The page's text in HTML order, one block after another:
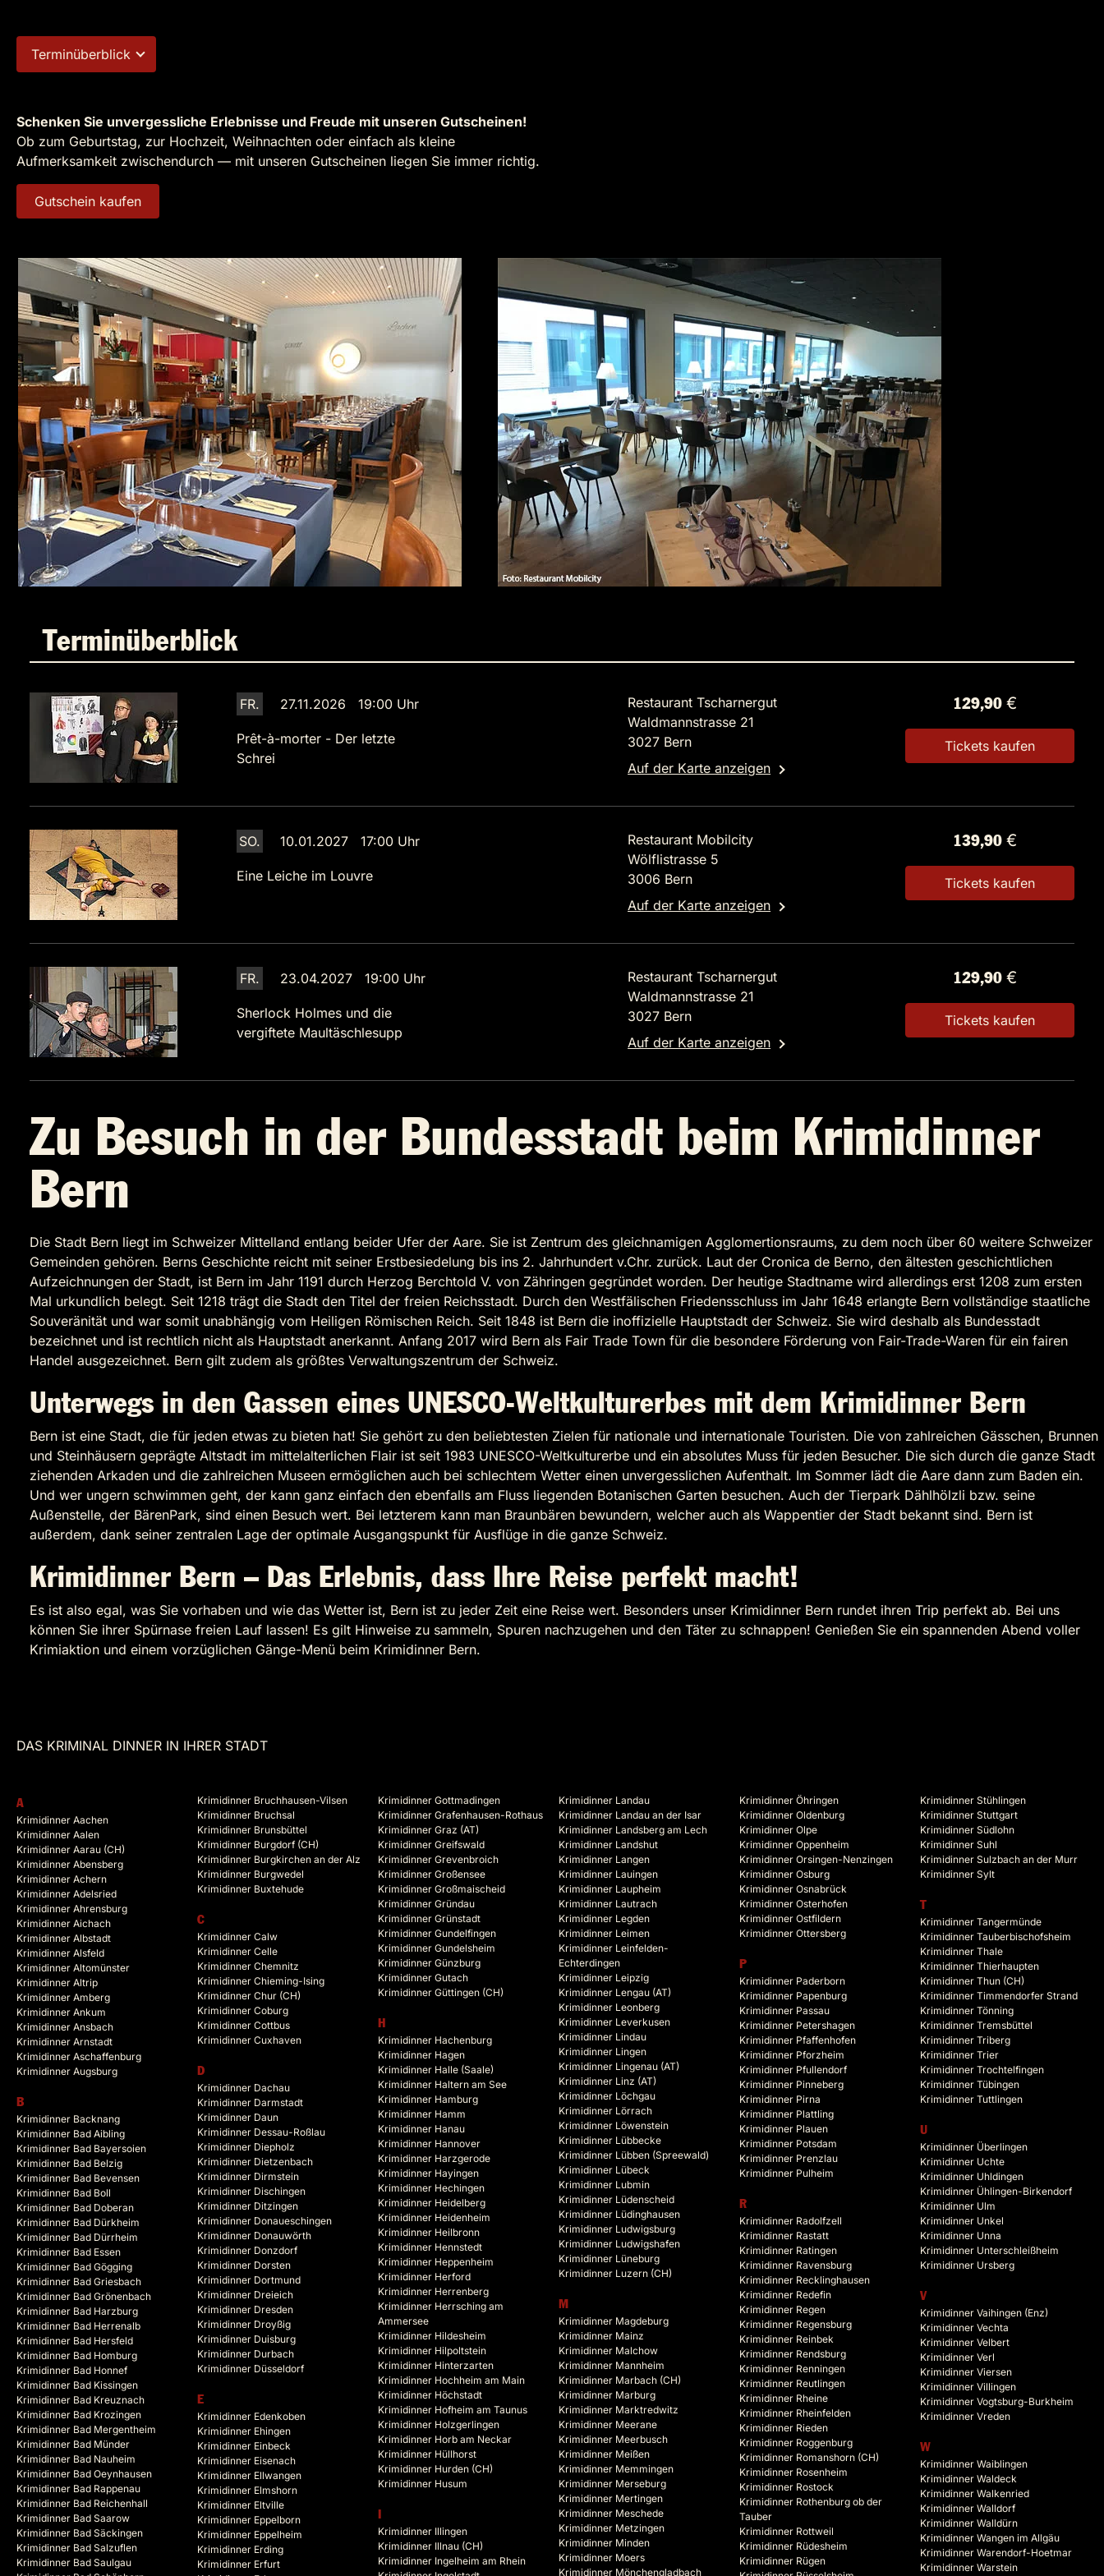
Terminüberblick
Schenken Sie unvergessliche Erlebnisse und Freude mit unseren Gutscheinen!
Ob zum Geburtstag, zur Hochzeit, Weihnachten oder einfach als kleine
Aufmerksamkeit zwischendurch — mit unseren Gutscheinen liegen Sie immer richtig.
Gutschein kaufen
Terminüberblick
FR. 27.11.2026 19:00 Uhr
Prêt-à-morter - Der letzte
Schrei
Restaurant Tscharnergut
Waldmannstrasse 21
3027 Bern
Auf der Karte anzeigen
129,90 €
Tickets kaufen
SO. 10.01.2027 17:00 Uhr
Eine Leiche im Louvre
Restaurant Mobilcity
Wölflistrasse 5
3006 Bern
Auf der Karte anzeigen
139,90 €
Tickets kaufen
FR. 23.04.2027 19:00 Uhr
Sherlock Holmes und die
vergiftete Maultäschlesupp
Restaurant Tscharnergut
Waldmannstrasse 21
3027 Bern
Auf der Karte anzeigen
129,90 €
Tickets kaufen
Zu Besuch in der Bundesstadt beim Krimidinner
Bern
Die Stadt Bern liegt im Schweizer Mittelland entlang beider Ufer der Aare. Sie ist Zentrum des gleichnamigen Agglomertionsraums, zu dem noch über 60 weitere Schweizer
Gemeinden gehören. Berns Geschichte reicht mit seiner Erstbesiedelung bis ins 2. Jahrhundert v.Chr. zurück. Laut der Cronica de Berno, den ältesten geschichtlichen
Aufzeichnungen der Stadt, ist Bern im Jahr 1191 durch Herzog Berchtold V. von Zähringen gegründet worden. Der heutige Stadtname wird allerdings erst 1208 zum ersten
Mal urkundlich belegt. Seit 1218 trägt die Stadt den Titel der freien Reichsstadt. Durch den Westfälischen Friedensschluss im Jahr 1648 erlangte Bern vollständige staatliche
Souveränität und war somit unabhängig vom Heiligen Römischen Reich. Seit 1848 ist Bern die inoffizielle Hauptstadt der Schweiz. Sie wird deshalb als Bundesstadt
bezeichnet und ist rechtlich nicht als Hauptstadt anerkannt. Anfang 2017 wird Bern als Fair Trade Town für die besondere Förderung von Fair-Trade-Waren für ein fairen
Handel ausgezeichnet. Bern gilt zudem als größtes Verwaltungszentrum der Schweiz.
Unterwegs in den Gassen eines UNESCO-Weltkulturerbes mit dem Krimidinner Bern
Bern ist eine Stadt, die für jeden etwas zu bieten hat! Sie gehört zu den beliebtesten Zielen für nationale und internationale Touristen. Die von zahlreichen Gässchen, Brunnen
und Steinhäusern geprägte Altstadt im mittelalterlichen Flair ist seit 1983 UNESCO-Weltkulturerbe und ein absolutes Muss für jeden Besucher. Die sich durch die ganze Stadt
ziehenden Arkaden und die zahlreichen Museen ermöglichen auch bei schlechtem Wetter einen unvergesslichen Aufenthalt. Im Sommer lädt die Aare dann zum Baden ein.
Und wer ungern schwimmen geht, der kann ganz einfach den ebenfalls am Fluss liegenden Botanischen Garten besuchen. Auch der Tierpark Dählhölzli bzw. seine
Außenstelle, der BärenPark, sind einen Besuch wert. Bei letzterem kann man Braunbären bewundern, welcher auch als Wappentier der Stadt bekannt sind. Bern ist
außerdem, dank seiner zentralen Lage der optimale Ausgangspunkt für Ausflüge in die ganze Schweiz.
Krimidinner Bern – Das Erlebnis, dass Ihre Reise perfekt macht!
Es ist also egal, was Sie vorhaben und wie das Wetter ist, Bern ist zu jeder Zeit eine Reise wert. Besonders unser Krimidinner Bern rundet ihren Trip perfekt ab. Bei uns
können Sie ihrer Spürnase freien Lauf lassen! Es gilt Hinweise zu sammeln, Spuren nachzugehen und den Täter zu schnappen! Genießen Sie ein spannenden Abend voller
Krimiaktion und einem vorzüglichen Gänge-Menü beim Krimidinner Bern.
DAS KRIMINAL DINNER IN IHRER STADT
A
Krimidinner Aachen
Krimidinner Aalen
Krimidinner Aarau (CH)
Krimidinner Abensberg
Krimidinner Achern
Krimidinner Adelsried
Krimidinner Ahrensburg
Krimidinner Aichach
Krimidinner Albstadt
Krimidinner Alsfeld
Krimidinner Altomünster
Krimidinner Altrip
Krimidinner Amberg
Krimidinner Ankum
Krimidinner Ansbach
Krimidinner Arnstadt
Krimidinner Aschaffenburg
Krimidinner Augsburg
B
Krimidinner Backnang
Krimidinner Bad Aibling
Krimidinner Bad Bayersoien
Krimidinner Bad Belzig
Krimidinner Bad Bevensen
Krimidinner Bad Boll
Krimidinner Bad Doberan
Krimidinner Bad Dürkheim
Krimidinner Bad Dürrheim
Krimidinner Bad Essen
Krimidinner Bad Gögging
Krimidinner Bad Griesbach
Krimidinner Bad Grönenbach
Krimidinner Bad Harzburg
Krimidinner Bad Herrenalb
Krimidinner Bad Hersfeld
Krimidinner Bad Homburg
Krimidinner Bad Honnef
Krimidinner Bad Kissingen
Krimidinner Bad Kreuznach
Krimidinner Bad Krozingen
Krimidinner Bad Mergentheim
Krimidinner Bad Münder
Krimidinner Bad Nauheim
Krimidinner Bad Oeynhausen
Krimidinner Bad Rappenau
Krimidinner Bad Reichenhall
Krimidinner Bad Saarow
Krimidinner Bad Säckingen
Krimidinner Bad Salzuflen
Krimidinner Bad Saulgau
Krimidinner Bruchhausen-Vilsen
Krimidinner Bruchsal
Krimidinner Brunsbüttel
Krimidinner Burgdorf (CH)
Krimidinner Burgkirchen an der Alz
Krimidinner Burgwedel
Krimidinner Buxtehude
C
Krimidinner Calw
Krimidinner Celle
Krimidinner Chemnitz
Krimidinner Chieming-Ising
Krimidinner Chur (CH)
Krimidinner Coburg
Krimidinner Cottbus
Krimidinner Cuxhaven
D
Krimidinner Dachau
Krimidinner Darmstadt
Krimidinner Daun
Krimidinner Dessau-Roßlau
Krimidinner Diepholz
Krimidinner Dietzenbach
Krimidinner Dirmstein
Krimidinner Dischingen
Krimidinner Ditzingen
Krimidinner Donaueschingen
Krimidinner Donauwörth
Krimidinner Donzdorf
Krimidinner Dorsten
Krimidinner Dortmund
Krimidinner Dreieich
Krimidinner Dresden
Krimidinner Droyßig
Krimidinner Duisburg
Krimidinner Durbach
Krimidinner Düsseldorf
E
Krimidinner Edenkoben
Krimidinner Ehingen
Krimidinner Einbeck
Krimidinner Eisenach
Krimidinner Ellwangen
Krimidinner Elmshorn
Krimidinner Eltville
Krimidinner Eppelborn
Krimidinner Eppelheim
Krimidinner Erding
Krimidinner Erfurt
Krimidinner Gottmadingen
Krimidinner Grafenhausen-Rothaus
Krimidinner Graz (AT)
Krimidinner Greifswald
Krimidinner Grevenbroich
Krimidinner Großensee
Krimidinner Großmaischeid
Krimidinner Gründau
Krimidinner Grünstadt
Krimidinner Gundelfingen
Krimidinner Gundelsheim
Krimidinner Günzburg
Krimidinner Gutach
Krimidinner Güttingen (CH)
H
Krimidinner Hachenburg
Krimidinner Hagen
Krimidinner Halle (Saale)
Krimidinner Haltern am See
Krimidinner Hamburg
Krimidinner Hamm
Krimidinner Hanau
Krimidinner Hannover
Krimidinner Harzgerode
Krimidinner Hayingen
Krimidinner Hechingen
Krimidinner Heidelberg
Krimidinner Heidenheim
Krimidinner Heilbronn
Krimidinner Hennstedt
Krimidinner Heppenheim
Krimidinner Herford
Krimidinner Herrenberg
Krimidinner Herrsching am
Ammersee
Krimidinner Hildesheim
Krimidinner Hilpoltstein
Krimidinner Hinterzarten
Krimidinner Hochheim am Main
Krimidinner Höchstadt
Krimidinner Hofheim am Taunus
Krimidinner Holzgerlingen
Krimidinner Horb am Neckar
Krimidinner Hüllhorst
Krimidinner Hurden (CH)
Krimidinner Husum
Krimidinner Illingen
Krimidinner Illnau (CH)
Krimidinner Ingelheim am Rhein
Krimidinner Landau
Krimidinner Landau an der Isar
Krimidinner Landsberg am Lech
Krimidinner Landshut
Krimidinner Langen
Krimidinner Lauingen
Krimidinner Laupheim
Krimidinner Lautrach
Krimidinner Legden
Krimidinner Leimen
Krimidinner Leinfelden-
Echterdingen
Krimidinner Leipzig
Krimidinner Lengau (AT)
Krimidinner Leonberg
Krimidinner Leverkusen
Krimidinner Lindau
Krimidinner Lingen
Krimidinner Lingenau (AT)
Krimidinner Linz (AT)
Krimidinner Löchgau
Krimidinner Lörrach
Krimidinner Löwenstein
Krimidinner Lübbecke
Krimidinner Lübben (Spreewald)
Krimidinner Lübeck
Krimidinner Lubmin
Krimidinner Lüdenscheid
Krimidinner Lüdinghausen
Krimidinner Ludwigsburg
Krimidinner Ludwigshafen
Krimidinner Lüneburg
Krimidinner Luzern (CH)
M
Krimidinner Magdeburg
Krimidinner Mainz
Krimidinner Malchow
Krimidinner Mannheim
Krimidinner Marbach (CH)
Krimidinner Marburg
Krimidinner Marktredwitz
Krimidinner Meerane
Krimidinner Meerbusch
Krimidinner Meißen
Krimidinner Memmingen
Krimidinner Merseburg
Krimidinner Mertingen
Krimidinner Meschede
Krimidinner Metzingen
Krimidinner Minden
Krimidinner Moers
Krimidinner Mönchengladbach
Krimidinner Öhringen
Krimidinner Oldenburg
Krimidinner Olpe
Krimidinner Oppenheim
Krimidinner Orsingen-Nenzingen
Krimidinner Osburg
Krimidinner Osnabrück
Krimidinner Osterhofen
Krimidinner Ostfildern
Krimidinner Ottersberg
P
Krimidinner Paderborn
Krimidinner Papenburg
Krimidinner Passau
Krimidinner Petershagen
Krimidinner Pfaffenhofen
Krimidinner Pforzheim
Krimidinner Pfullendorf
Krimidinner Pinneberg
Krimidinner Pirna
Krimidinner Plattling
Krimidinner Plauen
Krimidinner Potsdam
Krimidinner Prenzlau
Krimidinner Pulheim
R
Krimidinner Radolfzell
Krimidinner Rastatt
Krimidinner Ratingen
Krimidinner Ravensburg
Krimidinner Recklinghausen
Krimidinner Redefin
Krimidinner Regen
Krimidinner Regensburg
Krimidinner Reinbek
Krimidinner Rendsburg
Krimidinner Renningen
Krimidinner Reutlingen
Krimidinner Rheine
Krimidinner Rheinfelden
Krimidinner Rieden
Krimidinner Roggenburg
Krimidinner Romanshorn (CH)
Krimidinner Rosenheim
Krimidinner Rostock
Krimidinner Rothenburg ob der
Tauber
Krimidinner Rottweil
Krimidinner Rüdesheim
Krimidinner Rügen
Krimidinner Stühlingen
Krimidinner Stuttgart
Krimidinner Südlohn
Krimidinner Suhl
Krimidinner Sulzbach an der Murr
Krimidinner Sylt
T
Krimidinner Tangermünde
Krimidinner Tauberbischofsheim
Krimidinner Thale
Krimidinner Thierhaupten
Krimidinner Thun (CH)
Krimidinner Timmendorfer Strand
Krimidinner Tönning
Krimidinner Tremsbüttel
Krimidinner Triberg
Krimidinner Trier
Krimidinner Trochtelfingen
Krimidinner Tübingen
Krimidinner Tuttlingen
U
Krimidinner Überlingen
Krimidinner Uchte
Krimidinner Uhldingen
Krimidinner Ühlingen-Birkendorf
Krimidinner Ulm
Krimidinner Unkel
Krimidinner Unna
Krimidinner Unterschleißheim
Krimidinner Ursberg
V
Krimidinner Vaihingen (Enz)
Krimidinner Vechta
Krimidinner Velbert
Krimidinner Verl
Krimidinner Viersen
Krimidinner Villingen
Krimidinner Vogtsburg-Burkheim
Krimidinner Vreden
W
Krimidinner Waiblingen
Krimidinner Waldeck
Krimidinner Walkenried
Krimidinner Walldorf
Krimidinner Walldürn
Krimidinner Wangen im Allgäu
Krimidinner Warendorf-Hoetmar
Krimidinner Warstein